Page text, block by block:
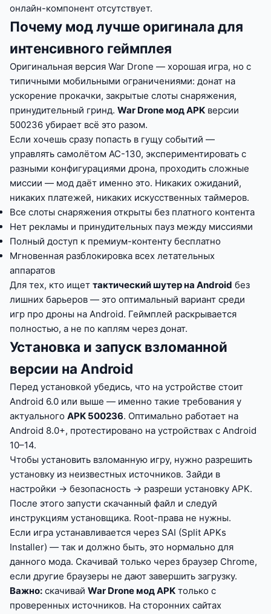
онлайн-компонент отсутствует.
Почему мод лучше оригинала для
интенсивного геймплея
Оригинальная версия War Drone — хорошая игра, но с
типичными мобильными ограничениями: донат на
ускорение прокачки, закрытые слоты снаряжения,
принудительный гринд. War Drone мод APK версии
500236 убирает всё это разом.
Если хочешь сразу попасть в гущу событий —
управлять самолётом AC-130, экспериментировать с
разными конфигурациями дрона, проходить сложные
миссии — мод даёт именно это. Никаких ожиданий,
никаких платежей, никаких искусственных таймеров.
Все слоты снаряжения открыты без платного контента
Нет рекламы и принудительных пауз между миссиями
Полный доступ к премиум-контенту бесплатно
Мгновенная разблокировка всех летательных
аппаратов
Для тех, кто ищет тактический шутер на Android без
лишних барьеров — это оптимальный вариант среди
игр про дроны на Android. Геймплей раскрывается
полностью, а не по каплям через донат.
Установка и запуск взломанной
версии на Android
Перед установкой убедись, что на устройстве стоит
Android 6.0 или выше — именно такие требования у
актуального APK 500236. Оптимально работает на
Android 8.0+, протестировано на устройствах с Android
10–14.
Чтобы установить взломанную игру, нужно разрешить
установку из неизвестных источников. Зайди в
настройки → безопасность → разреши установку APK.
После этого запусти скачанный файл и следуй
инструкциям установщика. Root-права не нужны.
Если игра устанавливается через SAI (Split APKs
Installer) — так и должно быть, это нормально для
данного мода. Скачивай только через браузер Chrome,
если другие браузеры не дают завершить загрузку.
Важно: скачивай War Drone мод APK только с
проверенных источников. На сторонних сайтах